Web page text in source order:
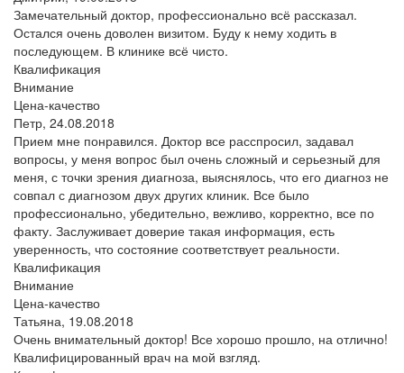
Замечательный доктор, профессионально всё рассказал.
Остался очень доволен визитом. Буду к нему ходить в
последующем. В клинике всё чисто.
Квалификация
Внимание
Цена-качество
Петр, 24.08.2018
Прием мне понравился. Доктор все расспросил, задавал
вопросы, у меня вопрос был очень сложный и серьезный для
меня, с точки зрения диагноза, выяснялось, что его диагноз не
совпал с диагнозом двух других клиник. Все было
профессионально, убедительно, вежливо, корректно, все по
факту. Заслуживает доверие такая информация, есть
уверенность, что состояние соответствует реальности.
Квалификация
Внимание
Цена-качество
Татьяна, 19.08.2018
Очень внимательный доктор! Все хорошо прошло, на отлично!
Квалифицированный врач на мой взгляд.